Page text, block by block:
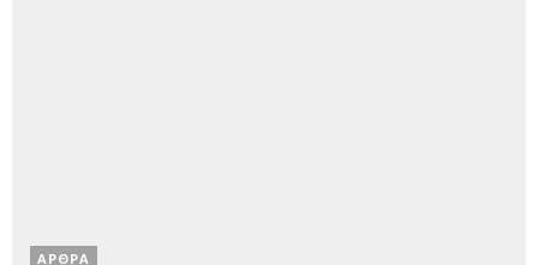
ΑΡΘΡΑ